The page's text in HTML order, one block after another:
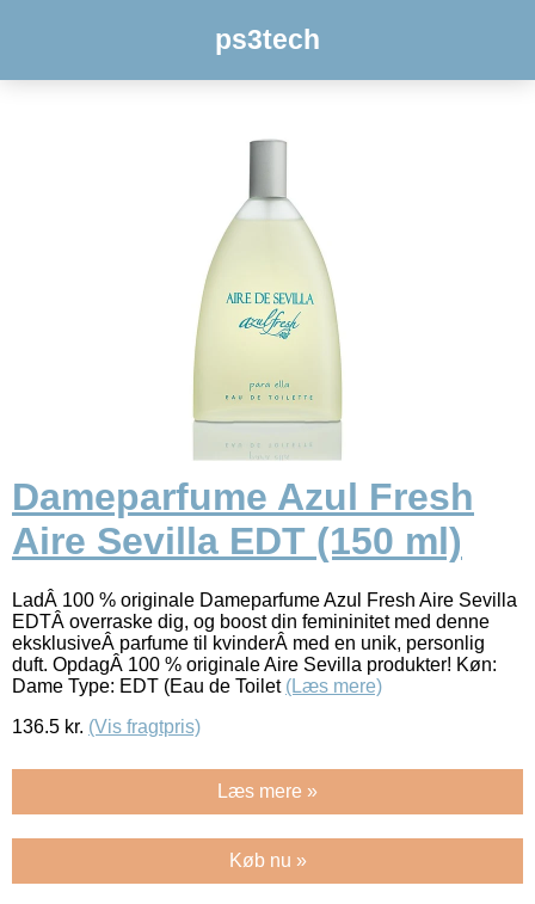
ps3tech
Dameparfume Azul Fresh
Aire Sevilla EDT (150 ml)
LadÂ 100 % originale Dameparfume Azul Fresh Aire Sevilla
EDTÂ overraske dig, og boost din femininitet med denne
eksklusiveÂ parfume til kvinderÂ med en unik, personlig
duft. OpdagÂ 100 % originale Aire Sevilla produkter! Køn:
Dame Type: EDT (Eau de Toilet (Læs mere)
136.5 kr. (Vis fragtpris)
Læs mere »
Køb nu »